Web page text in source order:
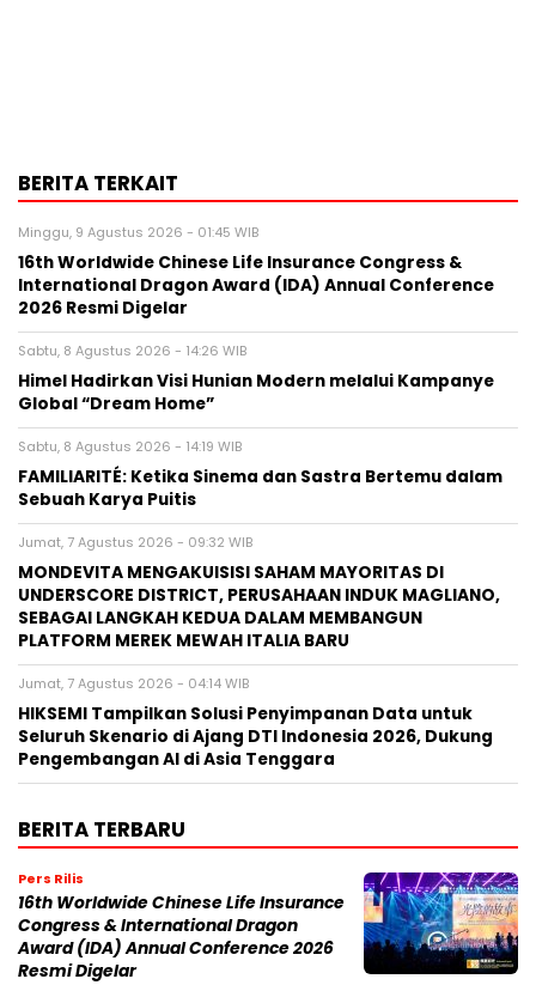
BERITA TERKAIT
Minggu, 9 Agustus 2026 - 01:45 WIB
16th Worldwide Chinese Life Insurance Congress &
International Dragon Award (IDA) Annual Conference
2026 Resmi Digelar
Sabtu, 8 Agustus 2026 - 14:26 WIB
Himel Hadirkan Visi Hunian Modern melalui Kampanye
Global “Dream Home”
Sabtu, 8 Agustus 2026 - 14:19 WIB
FAMILIARITÉ: Ketika Sinema dan Sastra Bertemu dalam
Sebuah Karya Puitis
Jumat, 7 Agustus 2026 - 09:32 WIB
MONDEVITA MENGAKUISISI SAHAM MAYORITAS DI
UNDERSCORE DISTRICT, PERUSAHAAN INDUK MAGLIANO,
SEBAGAI LANGKAH KEDUA DALAM MEMBANGUN
PLATFORM MEREK MEWAH ITALIA BARU
Jumat, 7 Agustus 2026 - 04:14 WIB
HIKSEMI Tampilkan Solusi Penyimpanan Data untuk
Seluruh Skenario di Ajang DTI Indonesia 2026, Dukung
Pengembangan AI di Asia Tenggara
BERITA TERBARU
Pers Rilis
16th Worldwide Chinese Life Insurance
Congress & International Dragon
Award (IDA) Annual Conference 2026
Resmi Digelar